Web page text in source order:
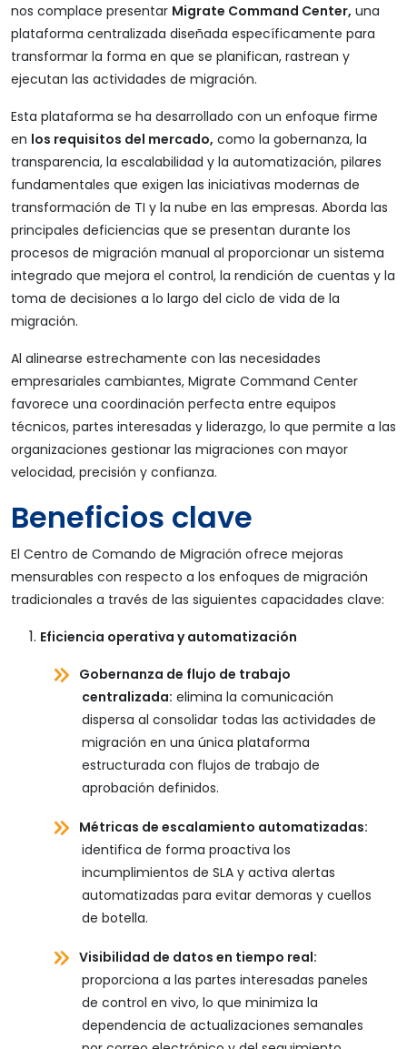
nos complace presentar Migrate Command Center, una
plataforma centralizada diseñada específicamente para
transformar la forma en que se planifican, rastrean y
ejecutan las actividades de migración.
Esta plataforma se ha desarrollado con un enfoque firme
en los requisitos del mercado, como la gobernanza, la
transparencia, la escalabilidad y la automatización, pilares
fundamentales que exigen las iniciativas modernas de
transformación de TI y la nube en las empresas. Aborda las
principales deficiencias que se presentan durante los
procesos de migración manual al proporcionar un sistema
integrado que mejora el control, la rendición de cuentas y la
toma de decisiones a lo largo del ciclo de vida de la
migración.
Al alinearse estrechamente con las necesidades
empresariales cambiantes, Migrate Command Center
favorece una coordinación perfecta entre equipos
técnicos, partes interesadas y liderazgo, lo que permite a las
organizaciones gestionar las migraciones con mayor
velocidad, precisión y confianza.
Beneficios clave
El Centro de Comando de Migración ofrece mejoras
mensurables con respecto a los enfoques de migración
tradicionales a través de las siguientes capacidades clave:
Eficiencia operativa y automatización
Gobernanza de flujo de trabajo
centralizada: elimina la comunicación
dispersa al consolidar todas las actividades de
migración en una única plataforma
estructurada con flujos de trabajo de
aprobación definidos.
Métricas de escalamiento automatizadas:
identifica de forma proactiva los
incumplimientos de SLA y activa alertas
automatizadas para evitar demoras y cuellos
de botella.
Visibilidad de datos en tiempo real:
proporciona a las partes interesadas paneles
de control en vivo, lo que minimiza la
dependencia de actualizaciones semanales